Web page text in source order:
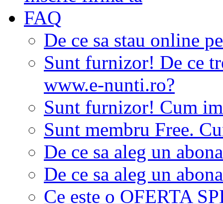
FAQ
De ce sa stau online
Sunt furnizor! De ce
www.e-nunti.ro?
Sunt furnizor! Cum
Sunt membru Free.
De ce sa aleg un
De ce sa aleg un
Ce este o OFERTA